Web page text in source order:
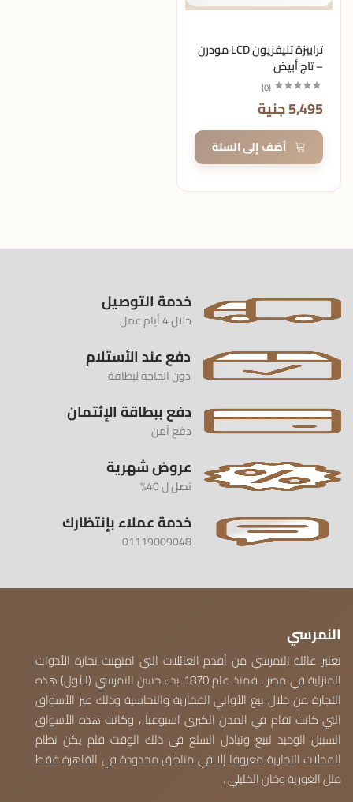
ترابيزة تليفزيون LCD مودرن
– تاج أبيض
(
0
)
5,495 جنية
أضف إلى السلة
خدمة التوصيل
خلال 4 أيام عمل
دفع عند الأستلام
دون الحاجة لبطاقة
دفع ببطاقة الإئتمان
دفع آمن
عروض شهرية
تصل ل 40%
خدمة عملاء بإنتظارك
01119009048
النمرسي
تعتبر عائلة النمرسي من أقدم العائلات التي امتهنت تجارة الأدوات
المنزلية في مصر ، فمنذ عام 1870 بدء حسن النمرسي (الأول) هذه
التجارة من خلال بيع الأواني الفخارية والنحاسية وذلك عبر الأسواق
التي كانت تقام في المدن الكبرى اسبوعيا ، وكانت هذه الأسواق
السبيل الوحيد لبيع وتبادل السلع في ذلك الوقت فلم يكن نظام
المحلات التجارية معروفا إلا في مناطق محدودة في القاهرة فقط
مثل الغورية وخان الخليلي .